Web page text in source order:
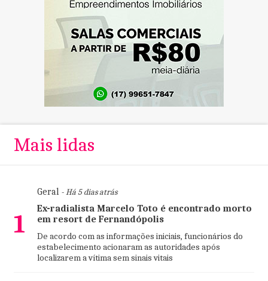
Mais lidas
1
Geral- Há 5 dias atrás
Ex-radialista Marcelo Toto é encontrado morto
em resort de Fernandópolis
De acordo com as informações iniciais, funcionários do
estabelecimento acionaram as autoridades após
localizarem a vítima sem sinais vitais